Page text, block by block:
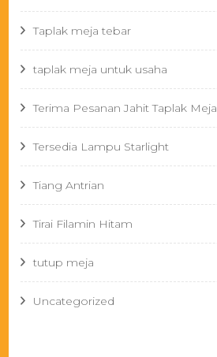
Taplak meja tebar
taplak meja untuk usaha
Terima Pesanan Jahit Taplak Meja
Tersedia Lampu Starlight
Tiang Antrian
Tirai Filamin Hitam
tutup meja
Uncategorized